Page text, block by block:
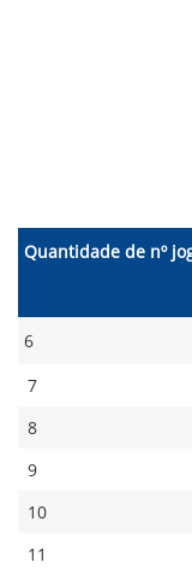
Quantidade de nº
6
7
8
9
10
11